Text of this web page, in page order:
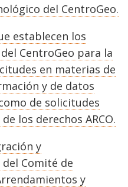
del CentroGeo.
establecen los
CentroGeo para la
en materias de
y de datos
de solicitudes
los derechos ARCO.
y
Comité de
y